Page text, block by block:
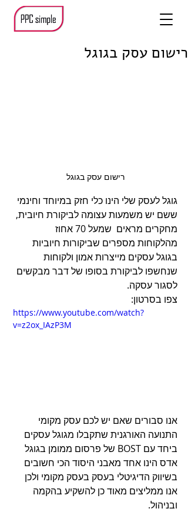
רישום עסק בגוגל
רישום עסק בגוגל
גוגל לעסק שלי הינו כלי חזק במיוחד וחינמי
ששם יש משמעות עצומה לביקורת חיובית,
מחקרים מראים  שמעל 70 אחוז
מהלקוחות מספרים שביקורות חיוביות
בגוגל עסקים מייצרות אמון ולקוחות
שנחשפו לביקורת בסופו של דבר מבקשים
לסגור עסקה.
צפו בסרטון:
https://www.youtube.com/watch?
v=z2ox_IAzP3M
אנו סבורים שאם יש לכם עסק מקומי
התנועה האורגנית שתקבלו מגוגל עסקים
ביחד עם BOST של פרסום ממומן בגוגל
אדס הינו אחד מאבני היסוד הכי חשובים
בשיווק הדיגיטלי בעסק בעסק מקומי ולכן
אנו ממליצים מאוד כן להשקיע בהקמה
ובניהול.